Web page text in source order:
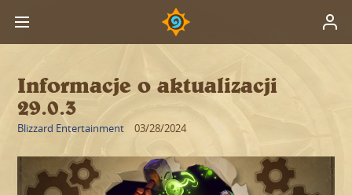
Informacje o aktualizacji
29.0.3
Blizzard Entertainment 03/28/2024